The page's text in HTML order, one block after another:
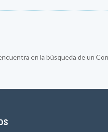
en la búsqueda de un